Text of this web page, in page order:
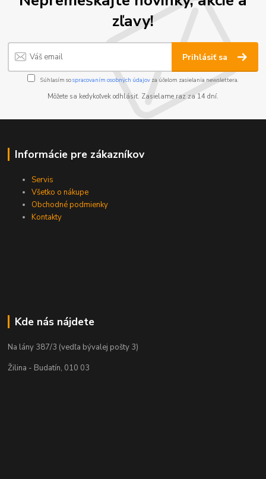
zľavy!
Prihlásiť sa
Súhlasím sospracovaním osobných údajov za účelom zasielania newslettera.
Môžete sa kedykoľvek odhlásiť. Zasielame raz za 14 dní.
Informácie pre zákazníkov
Servis
Všetko o nákupe
Obchodné podmienky
Kontakty
Kde nás nájdete
Na lány 387/3 (vedľa bývalej pošty 3)
Žilina - Budatín, 010 03